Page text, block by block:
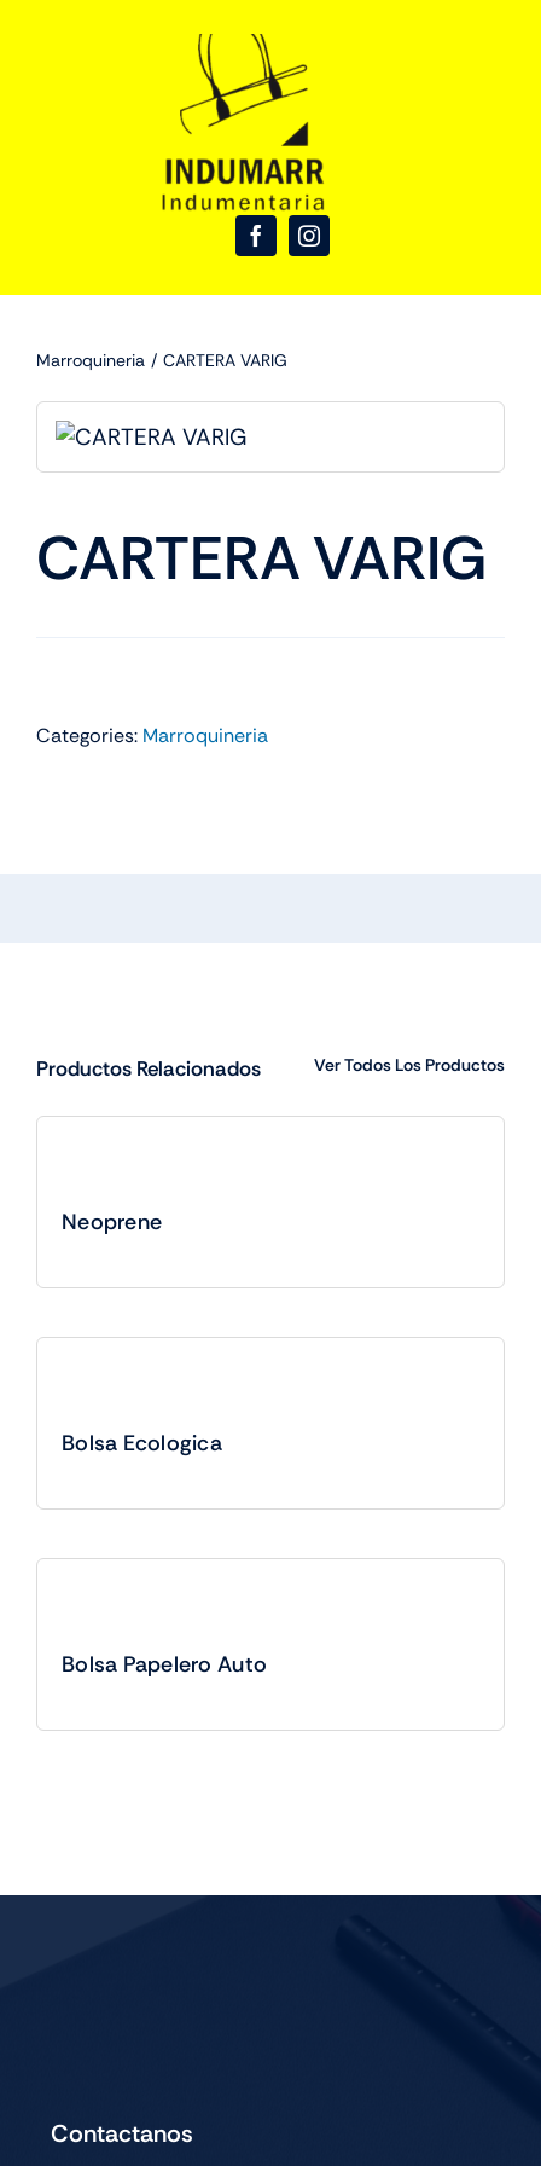
Marroquineria CARTERA VARIG
CARTERA VARIG
Categories: Marroquineria
Productos Relacionados Ver Todos Los Productos
Neoprene
Bolsa Ecologica
Bolsa Papelero Auto
Contactanos